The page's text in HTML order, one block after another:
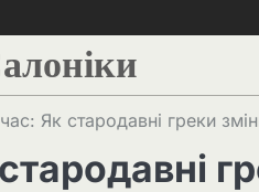
Як стародавні греки